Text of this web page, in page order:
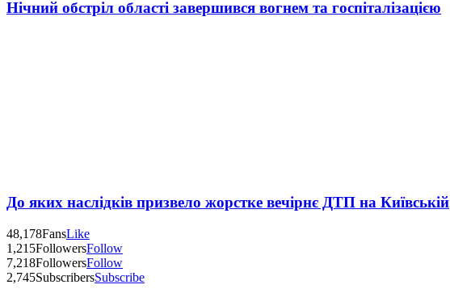
Нічний обстріл області завершився вогнем та госпіталізацією
До яких наслідків призвело жорстке вечірнє ДТП на Київській
48,178FansLike
1,215FollowersFollow
7,218FollowersFollow
2,745SubscribersSubscribe